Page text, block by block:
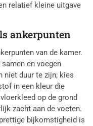
relatief kleine uitgave
ankerpunten
van de kamer.
en voegen
niet duur te zijn; kies
in een kleur die
op de grond
zacht aan de voeten.
bijkomstigheid is